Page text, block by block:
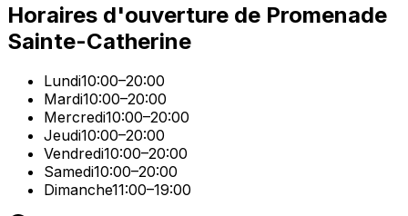
Horaires d'ouverture de Promenade
Sainte-Catherine
Lundi10:00–20:00
Mardi10:00–20:00
Mercredi10:00–20:00
Jeudi10:00–20:00
Vendredi10:00–20:00
Samedi10:00–20:00
Dimanche11:00–19:00